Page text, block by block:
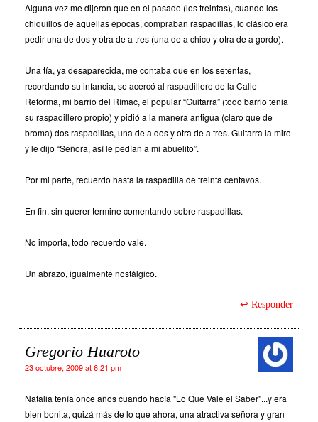
Alguna vez me dijeron que en el pasado (los treintas), cuando los
chiquillos de aquellas épocas, compraban raspadillas, lo clásico era
pedir una de dos y otra de a tres (una de a chico y otra de a gordo).
Una tía, ya desaparecida, me contaba que en los setentas,
recordando su infancia, se acercó al raspadillero de la Calle
Reforma, mi barrio del Rímac, el popular “Guitarra” (todo barrio tenia
su raspadillero propio) y pidió a la manera antigua (claro que de
broma) dos raspadillas, una de a dos y otra de a tres. Guitarra la miro
y le dijo “Señora, así le pedían a mi abuelito”.
Por mi parte, recuerdo hasta la raspadilla de treinta centavos.
En fin, sin querer termine comentando sobre raspadillas.
No importa, todo recuerdo vale.
Un abrazo, igualmente nostálgico.
Responder
Gregorio Huaroto
23 octubre, 2009 at 6:21 pm
Natalia tenía once años cuando hacía "Lo Que Vale el Saber"...y era
bien bonita, quizá más de lo que ahora, una atractiva señora y gran